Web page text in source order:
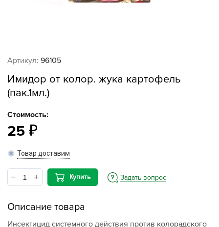
Артикул: 96105
Имидор от колор. жука картофель
(пак.1мл.)
Стоимость:
25
Товар доставим
Купить Задать вопрос
Описание товара
Инсектицид системного действия против колорадского